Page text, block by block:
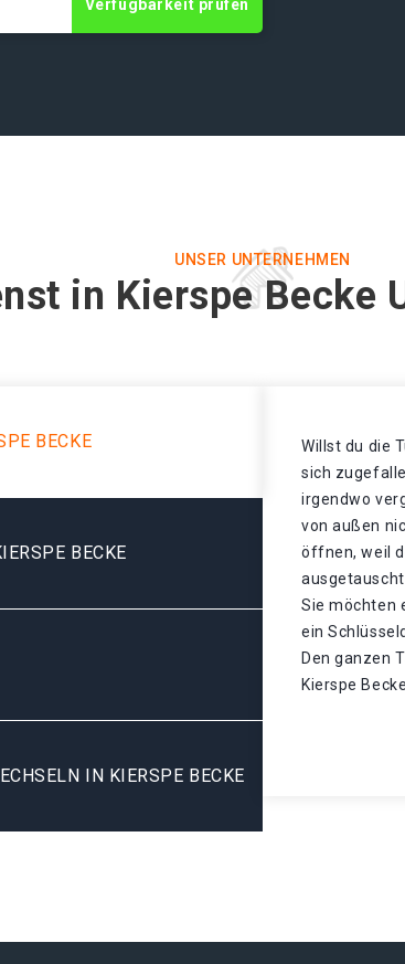
Verfügbarkeit prüfen
UNSER UNTERNEHMEN
in Kierspe Becke
BECKE
BECKE
IN KIERSPE BECKE
Willst du die
sich
irgendwo
von außen
öffnen, weil
Sie möchten
ein
Den ganzen
Kierspe